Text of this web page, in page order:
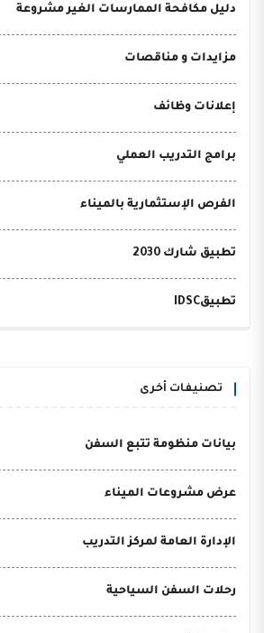
دليل مكافحة الممارسات الغير مشروعة
مزايدات و مناقصات
إعلانات وظائف
برامج التدريب العملي
الفرص الإستثمارية بالميناء
تطبيق شارك 2030
تطبيقIDSC
تصنيفات أخرى
بيانات منظومة تتبع السفن
عرض مشروعات الميناء
الإدارة العامة لمركز التدريب
رحلات السفن السياحية